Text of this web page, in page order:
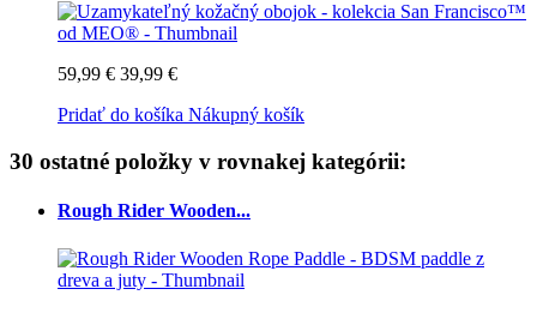
59,99 € 39,99 €
Pridať do košíka Nákupný košík
30 ostatné položky v rovnakej kategórii:
Rough Rider Wooden...